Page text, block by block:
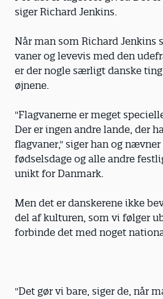
siger Richard Jenkins.
Når man som Richard Jenkins
vaner og levevis med den
er der nogle særligt danske
øjnene.
"Flagvanerne er meget
Der er ingen andre lande, der
flagvaner," siger han og
fødselsdage og alle andre
unikt for Danmark.
Men det er danskerene ikke
del af kulturen, som vi følger
forbinde det med noget
"Det gør vi bare, siger de, når